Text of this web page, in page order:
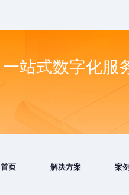
一站式数字化服
首页 解决方案 案